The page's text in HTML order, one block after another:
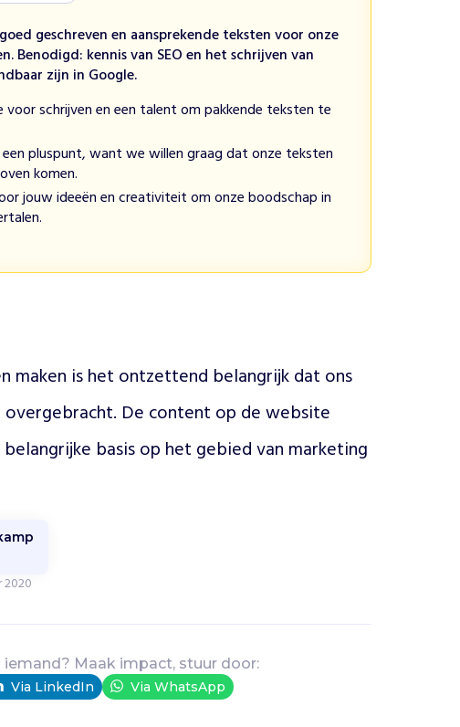
geschreven en aansprekende teksten voor onze
Benodigd: kennis van SEO en het schrijven van
zijn in Google.
voor schrijven en een talent om pakkende teksten te
een pluspunt, want we willen graag dat onze teksten
komen.
jouw ideeën en creativiteit om onze boodschap in
maken is het ontzettend belangrijk dat ons
De content op de website
basis op het gebied van marketing
iemand? Maak impact, stuur door:
Via LinkedIn Via WhatsApp